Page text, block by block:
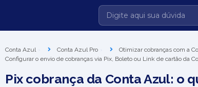
Conta Azul Conta Azul Pro
Otimizar cobranças com a
Configurar o envio de cobranças via Pix, Boleto ou Link de cartão da
Pix cobrança da Conta Azul: o